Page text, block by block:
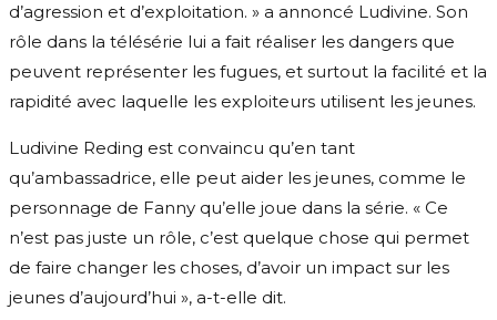
d’agression et d’exploitation. » a annoncé Ludivine. Son
rôle dans la télésérie lui a fait réaliser les dangers que
peuvent représenter les fugues, et surtout la facilité et la
rapidité avec laquelle les exploiteurs utilisent les jeunes.
Ludivine Reding est convaincu qu’en tant
qu’ambassadrice, elle peut aider les jeunes, comme le
personnage de Fanny qu’elle joue dans la série. « Ce
n’est pas juste un rôle, c’est quelque chose qui permet
de faire changer les choses, d’avoir un impact sur les
jeunes d’aujourd’hui », a-t-elle dit.